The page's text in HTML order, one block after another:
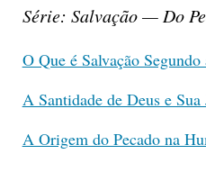
Série: Salvação — Do
O Que é Salvação
A Santidade de Deus e Sua
A Origem do Pecado na